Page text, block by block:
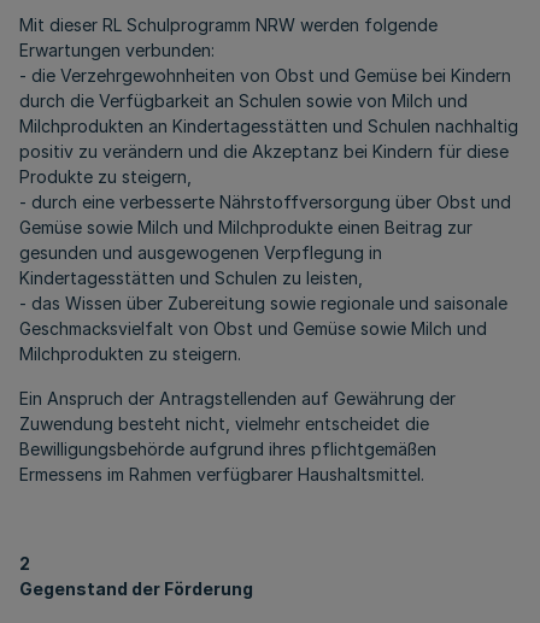
Mit dieser RL Schulprogramm NRW werden folgende
Erwartungen verbunden:
- die Verzehrgewohnheiten von Obst und Gemüse bei Kindern
durch die Verfügbarkeit an Schulen sowie von Milch und
Milchprodukten an Kindertagesstätten und Schulen nachhaltig
positiv zu verändern und die Akzeptanz bei Kindern für diese
Produkte zu steigern,
- durch eine verbesserte Nährstoffversorgung über Obst und
Gemüse sowie Milch und Milchprodukte einen Beitrag zur
gesunden und ausgewogenen Verpflegung in
Kindertagesstätten und Schulen zu leisten,
- das Wissen über Zubereitung sowie regionale und saisonale
Geschmacksvielfalt von Obst und Gemüse sowie Milch und
Milchprodukten zu steigern.
Ein Anspruch der Antragstellenden auf Gewährung der
Zuwendung besteht nicht, vielmehr entscheidet die
Bewilligungsbehörde aufgrund ihres pflichtgemäßen
Ermessens im Rahmen verfügbarer Haushaltsmittel.
2
Gegenstand der Förderung